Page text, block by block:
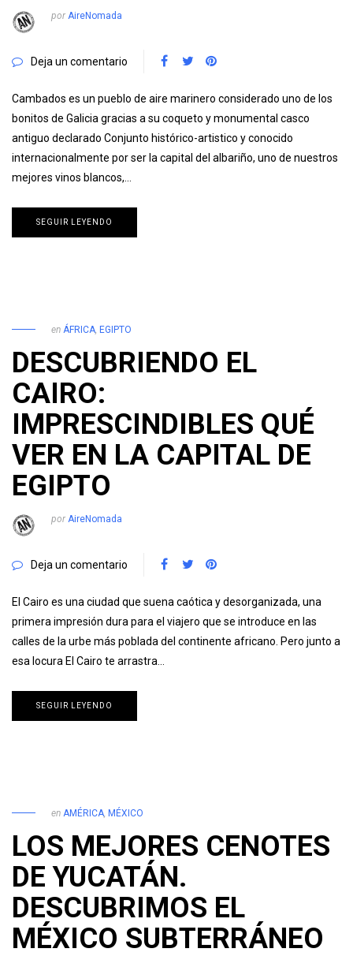
por AireNomada
Deja un comentario
Cambados es un pueblo de aire marinero considerado uno de los
bonitos de Galicia gracias a su coqueto y monumental casco
antiguo declarado Conjunto histórico-artistico y conocido
internacionalmente por ser la capital del albariño, uno de nuestros
mejores vinos blancos,…
SEGUIR LEYENDO
en ÁFRICA EGIPTO
DESCUBRIENDO EL
CAIRO:
IMPRESCINDIBLES QUÉ
VER EN LA CAPITAL DE
EGIPTO
por AireNomada
Deja un comentario
El Cairo es una ciudad que suena caótica y desorganizada, una
primera impresión dura para el viajero que se introduce en las
calles de la urbe más poblada del continente africano. Pero junto a
esa locura El Cairo te arrastra…
SEGUIR LEYENDO
en AMÉRICA MÉXICO
LOS MEJORES CENOTES
DE YUCATÁN.
DESCUBRIMOS EL
MÉXICO SUBTERRÁNEO